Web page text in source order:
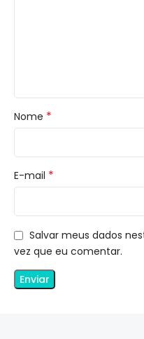
Nome *
E-mail *
Salvar meus dados
vez que eu comentar.